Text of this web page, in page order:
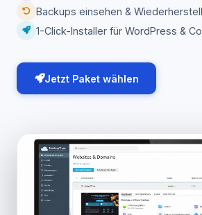
Backups einsehen &
1-Click-Installer für WordPress &
Jetzt Paket wählen